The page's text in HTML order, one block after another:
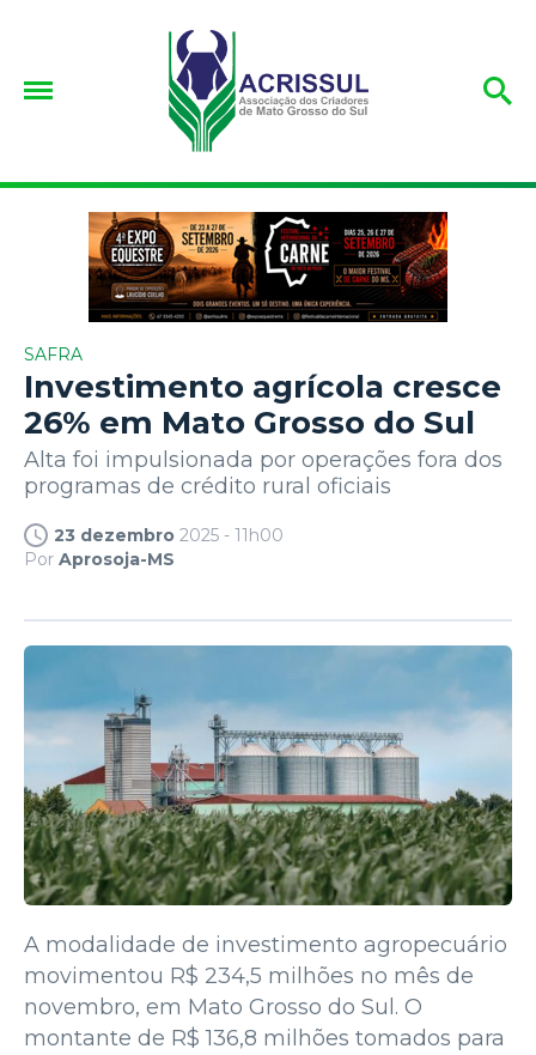
SAFRA
Investimento agrícola cresce
26% em Mato Grosso do Sul
Alta foi impulsionada por operações fora dos
programas de crédito rural oficiais
23 dezembro 2025 - 11h00
Por Aprosoja-MS
A modalidade de investimento agropecuário
movimentou R$ 234,5 milhões no mês de
novembro, em Mato Grosso do Sul. O
montante de R$ 136,8 milhões tomados para